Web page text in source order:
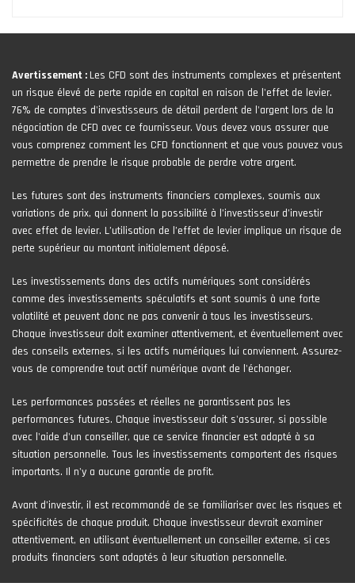
Avertissement : Les CFD sont des instruments complexes et présentent
un risque élevé de perte rapide en capital en raison de l'effet de levier.
76% de comptes d'investisseurs de détail perdent de l'argent lors de la
négociation de CFD avec ce fournisseur. Vous devez vous assurer que
vous comprenez comment les CFD fonctionnent et que vous pouvez vous
permettre de prendre le risque probable de perdre votre argent.
Les futures sont des instruments financiers complexes, soumis aux
variations de prix, qui donnent la possibilité à l’investisseur d’investir
avec effet de levier. L’utilisation de l’effet de levier implique un risque de
perte supérieur au montant initialement déposé.
Les investissements dans des actifs numériques sont considérés
comme des investissements spéculatifs et sont soumis à une forte
volatilité et peuvent donc ne pas convenir à tous les investisseurs.
Chaque investisseur doit examiner attentivement, et éventuellement avec
des conseils externes, si les actifs numériques lui conviennent. Assurez-
vous de comprendre tout actif numérique avant de l'échanger.
Les performances passées et réelles ne garantissent pas les
performances futures. Chaque investisseur doit s'assurer, si possible
avec l'aide d'un conseiller, que ce service financier est adapté à sa
situation personnelle. Tous les investissements comportent des risques
importants. Il n'y a aucune garantie de profit.
Avant d’investir, il est recommandé de se familiariser avec les risques et
spécificités de chaque produit. Chaque investisseur devrait examiner
attentivement, en utilisant éventuellement un conseiller externe, si ces
produits financiers sont adaptés à leur situation personnelle.